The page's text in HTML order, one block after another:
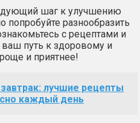
шаг к улучшению
попробуйте разнообразить
с рецептами и
ваш путь к здоровому и
и приятнее!
лучшие рецепты
каждый день